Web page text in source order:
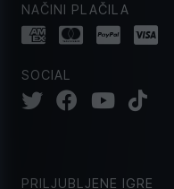
NAČINI PLAČILA
SOCIAL
PRILJUBLJENE IGRE